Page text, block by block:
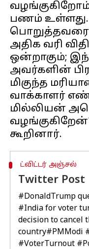
பணம்
அதிக வரி
ஒன்றாகும்;
அவர்களின்
மிகுந்த
வாக்காளர்
மில்லியன்
ட்விட்டர் அஞ்சல்
Twitter Post
#DonaldTrump
#India for voter
decision to cancel
country#PMModi
#VoterTurnout